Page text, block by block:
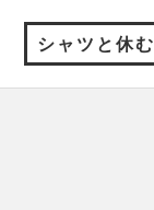
シャツと休む